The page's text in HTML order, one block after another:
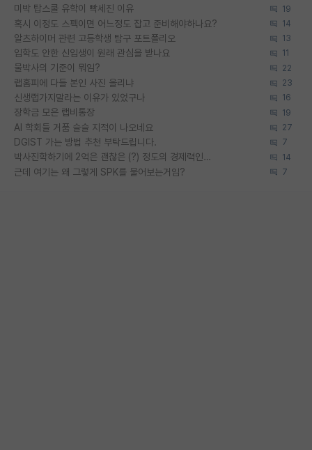
미박 탑스쿨 유학이 빡세진 이유 19
혹시 이정도 스펙이면 어느정도 잡고 준비해야하나요? 14
알츠하이머 관련 고등학생 탐구 포트폴리오 13
입학도 안한 신입생이 원래 관심을 받나요 11
물박사의 기준이 뭐임? 22
랩홈피에 다들 본인 사진 올리냐 23
신생랩가지말라는 이유가 있었구나 16
장학금 모은 랩비통장 19
AI 학회들 거품 슬슬 지적이 나오네요 27
DGIST 가는 방법 추천 부탁드립니다. 7
박사진학하기에 2억은 괜찮은 (?) 정도의 경제력인가요 14
근데 여기는 왜 그렇게 SPK를 물어보는거임? 7